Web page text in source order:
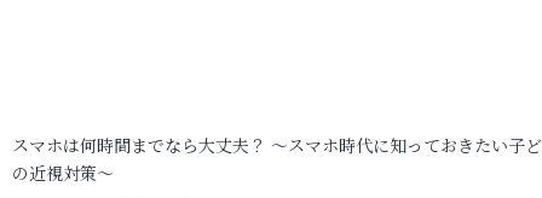
スマホは何時間までなら大丈夫？ ～スマホ時代に知っておきたい子
の近視対策～